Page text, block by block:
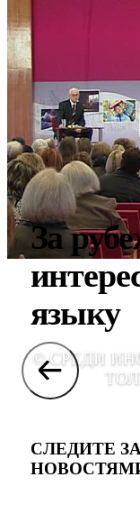
За
языку
© СРЕДИ
СЛЕДИТЕ ЗА